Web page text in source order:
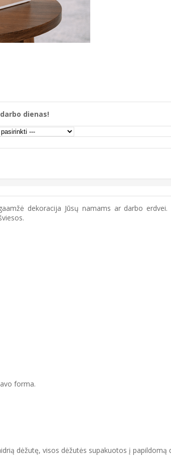
dienas!
dekoracija Jūsų namams ar darbo
forma.
dėžutę, visos dėžutės supakuotos į papildomą